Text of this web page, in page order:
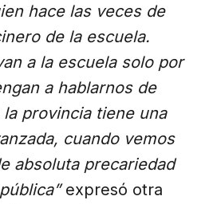
hace las veces de
de la escuela.
a la escuela solo por
a hablarnos de
provincia tiene una
cuando vemos
absoluta precariedad
expresó otra